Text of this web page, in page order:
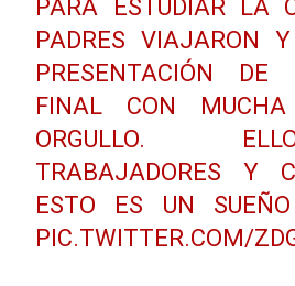
PARA ESTUDIAR LA
PADRES VIAJARON
PRESENTACIÓN DE
FINAL CON
ORGULLO.
TRABAJADORES Y
ESTO ES UN SUEÑO
PIC.TWITTER.COM/